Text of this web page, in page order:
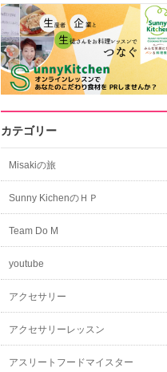
カテゴリー
Misakiの旅
Sunny KichenのＨＰ
Team Do M
youtube
アクセサリー
アクセサリーレッスン
アスリートフードマイスター